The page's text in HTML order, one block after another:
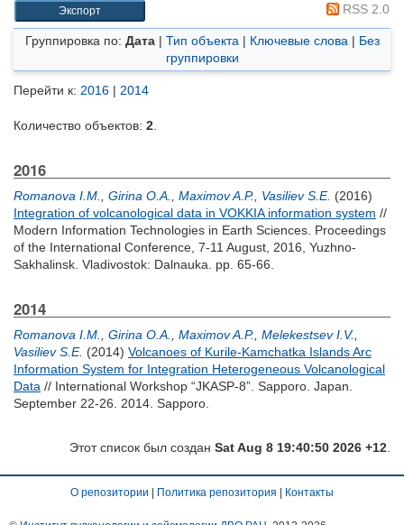
RSS 2.0
Группировка по: Дата| Тип объекта | Ключевые слова | Без
группировки
Перейти к: 2016 | 2014
Количество объектов: 2
2016
Romanova I.M. Girina O.A. Maximov A.P. Vasiliev S.E. (2016)
Integration of volcanological data in VOKKIA information system //
Modern Information Technologies in Earth Sciences. Proceedings
of the International Conference, 7-11 August, 2016, Yuzhno-
Sakhalinsk. Vladivostok: Dalnauka. pp. 65-66.
2014
Romanova I.M. Girina O.A. Maximov A.P. Melekestsev I.V.
Vasiliev S.E. (2014) Volcanoes of Kurile-Kamchatka Islands Arc
Information System for Integration Heterogeneous Volcanological
Data // International Workshop “JKASP-8”. Sapporo. Japan.
September 22-26. 2014. Sapporo.
Этот список был создан Sat Aug 8 19:40:50 2026 +12
О репозитории Политика репозитория Контакты